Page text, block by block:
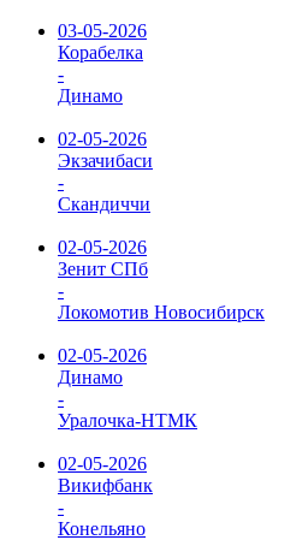
03-05-2026
Корабелка
-
Динамо
02-05-2026
Экзачибаси
-
Скандиччи
02-05-2026
Зенит СПб
-
Локомотив Новосибирск
02-05-2026
Динамо
-
Уралочка-НТМК
02-05-2026
Викифбанк
-
Конельяно